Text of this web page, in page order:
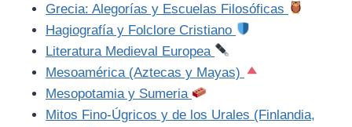
Grecia: Alegorías y Escuelas Filosóficas
Hagiografía y Folclore Cristiano
Literatura Medieval Europea
Mesoamérica (Aztecas y Mayas)
Mesopotamia y Sumeria
Mitos Fino-Úgricos y de los Urales (Finlandia,